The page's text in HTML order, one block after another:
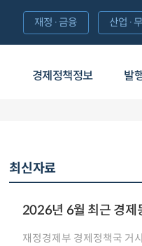
경제정책정보 발
재정·금융 산업·
최신자료
2026년 6월 최근 경제
재정경제부 경제정책국 거